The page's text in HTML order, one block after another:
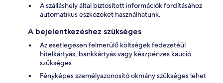
A szálláshely által biztosított információk fordításához
automatikus eszközöket használhatunk.
A bejelentkezéshez szükséges
Az esetlegesen felmerülő költségek fedezetéül
hitelkártyás, bankkártyás vagy készpénzes kaució
szükséges
Fényképes személyazonosító okmány szükséges lehet